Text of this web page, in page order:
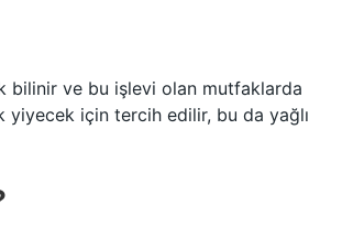
bilinir ve bu işlevi olan mutfaklarda
için tercih edilir, bu da yağlı